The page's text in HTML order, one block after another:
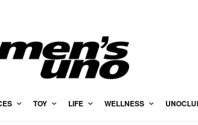
TOY LIFE WELLNESS